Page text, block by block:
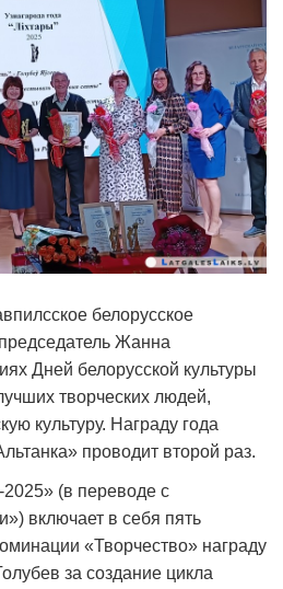
белорусское
Жанна
Дней белорусской культуры
творческих людей,
культуру. Награду года
проводит второй раз.
2025» (в переводе с
включает в себя пять
«Творчество» награду
за создание цикла